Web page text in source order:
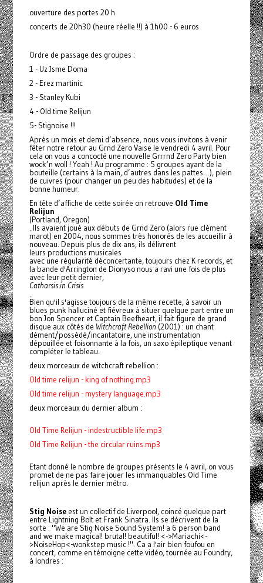
ouverture des portes 20 h
concerts de 20h30 (heure réelle !!) à 1h00 - 6 euros
Ordre de passage des groupes :
1 - Uz Jsme Doma
2 - Erez martinic
3 - Stanley Kubi
4 - Old time Relijun
5- Stignoise !!!
Après un mois et demi d’absence, nous vous invitons à venir
fêter notre retour au Grnd Zero Vaise le vendredi 4 avril. Pour
cela on vous a concocté une nouvelle Grrrnd Zero Party bien
wock’n woll ! Yeah ! Au programme : 5 groupes ayant de la
bouteille (certains à la main, d’autres dans les pattes…), plein
de cuivres (pour changer un peu des habitudes) et de la
bonne humeur.
En tête d’affiche de cette soirée on retrouve Old Time
Relijun
(Portland, Oregon)
. Ils avaient joué aux débuts de Grnd Zero (alors rue clément
marot) en 2004, nous sommes très honorés de les accueillir à
nouveau. Depuis plus de dix ans, ils délivrent
leurs productions musicales
avec une régularité déconcertante, toujours chez K records, et
la bande d'Arrington de Dionyso nous a ravi une fois de plus
avec leur petit dernier,
Catharsis in Crisis
.
Bien qu'il s'agisse toujours de la même recette, à savoir un
blues punk halluciné et fiévreux à situer quelque part entre un
bon Jon Spencer et Captain Beefheart, il fait figure de grand
disque aux côtés de Witchcraft Rebellion (2001) : un chant
dément/possédé/incantatoire, une instrumentation
dépouillée et foisonnante à la fois, un saxo épileptique venant
compléter le tableau.
deux morceaux de witchcraft rebellion :
Old time relijun - king of nothing.mp3
Old time relijun - mystery language.mp3
deux morceaux du dernier album :
Old Time Relijun - indestructible life.mp3
Old Time Relijun - the circular ruins.mp3
Etant donné le nombre de groupes présents le 4 avril, on vous
promet de ne pas faire jouer les immanquables Old Time
relijun après le dernier métro.
Stig Noiseest un collectif de Liverpool, coincé quelque part
entre Lightning Bolt et Frank Sinatra. Ils se décrivent de la
sorte : "We are Stig Noise Sound System! a 6 person band
and we make magical! brutal! beautiful! <->Mariachi<-
>NoiseHop<-wonkstep music !". Ca a l'air bien foufou en
concert, comme en témoigne cette vidéo, tournée au Foundry,
à londres :